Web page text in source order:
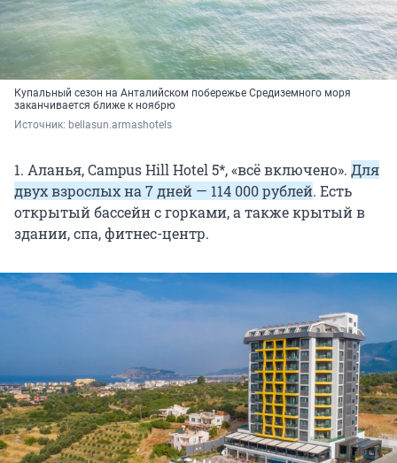
Купальный сезон на Анталийском побережье Средиземного моря
заканчивается ближе к ноябрю
Источник: bellasun.armashotels
1. Аланья, Campus Hill Hotel 5*, «всё включено». Для
двух взрослых на 7 дней — 114 000 рублей. Есть
открытый бассейн с горками, а также крытый в
здании, спа, фитнес-центр.